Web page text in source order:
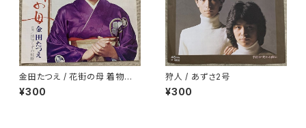
金田たつえ / 花街の母 着物ジャ
ケ
¥300
狩人 / あずさ2号
¥300